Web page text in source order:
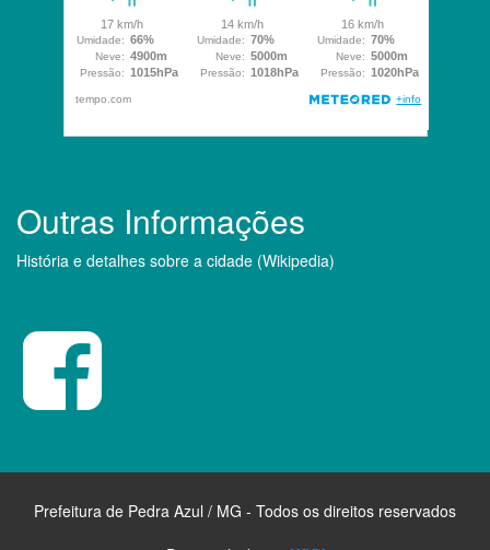
Outras Informações
História e detalhes sobre a cidade (Wikipedia)
Prefeitura de Pedra Azul / MG - Todos os direitos reservados